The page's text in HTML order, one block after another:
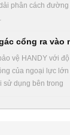
phân cách đường
cổng ra vào
vệ HANDY với
của ngoại lực
sử dụng bên trong